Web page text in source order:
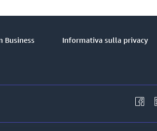
Business Informativa sulla privacy